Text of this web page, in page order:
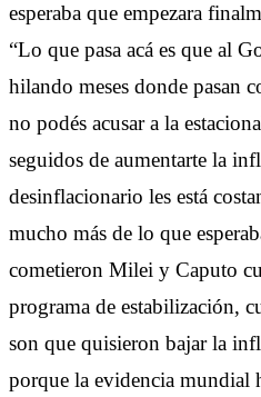
esperaba que empezara
“Lo que pasa acá es que al
hilando meses donde pasan
no podés acusar a la
seguidos de aumentarte la
desinflacionario les está
mucho más de lo que
cometieron Milei y Caputo
programa de estabilización,
son que quisieron bajar la
porque la evidencia mundial